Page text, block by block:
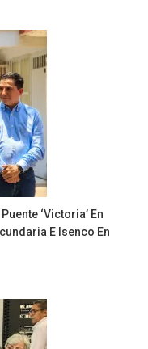
‘Victoria’ En
E Isenco En